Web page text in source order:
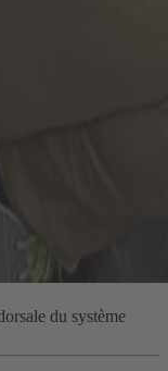
du système